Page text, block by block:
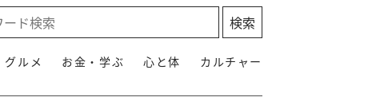
グルメ お金・学ぶ 心と体 カルチャー